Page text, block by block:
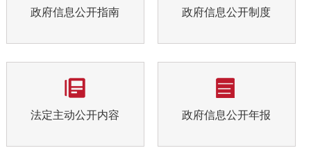
政府信息公开指南 政府信息公开制度
法定主动公开内容 政府信息公开年报